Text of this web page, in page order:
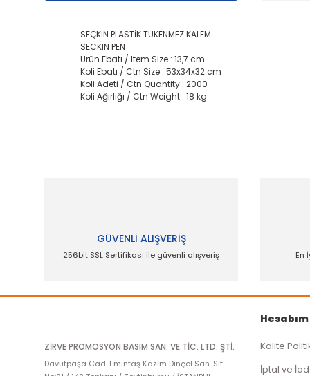
SEÇKİN PLASTİK TÜKENMEZ KALEM
SECKIN PEN
Ürün Ebatı / Item Size : 13,7 cm
Koli Ebatı / Ctn Size : 53x34x32 cm
Koli Adeti / Ctn Quantity : 2000
Koli Ağırlığı / Ctn Weight : 18 kg
Ürün fiyatı diğer sitelerden daha pahalı.
Bu ürüne benzer farklı alternatifler olmalı.
GÜVENLİ ALIŞVERİŞ
256bit SSL Sertifikası ile güvenli alışveriş En
ZİRVE PROMOSYON BASIM SAN. VE TİC. LTD. ŞTİ.
Davutpaşa Cad. Emintaş Kazım Dinçol San. Sit.
Hesabım
Kalite
İptal ve